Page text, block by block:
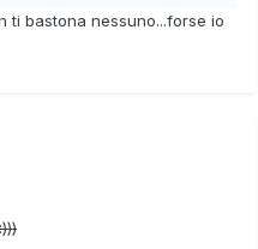
ti bastona nessuno...forse io
:)))